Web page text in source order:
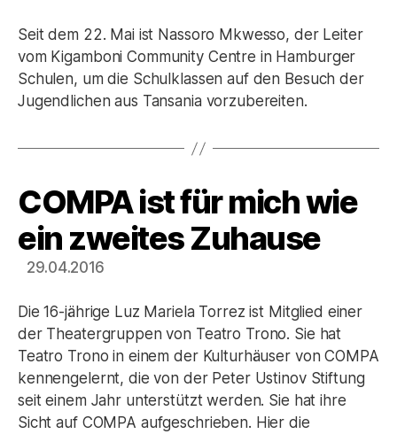
Seit dem 22. Mai ist Nassoro Mkwesso, der Leiter
vom Kigamboni Community Centre in Hamburger
Schulen, um die Schulklassen auf den Besuch der
Jugendlichen aus Tansania vorzubereiten.
Kategorien
COMPA ist für mich wie
ein zweites Zuhause
29.04.2016
Die 16-jährige Luz Mariela Torrez ist Mitglied einer
der Theatergruppen von Teatro Trono. Sie hat
Teatro Trono in einem der Kulturhäuser von COMPA
kennengelernt, die von der Peter Ustinov Stiftung
seit einem Jahr unterstützt werden. Sie hat ihre
Sicht auf COMPA aufgeschrieben. Hier die